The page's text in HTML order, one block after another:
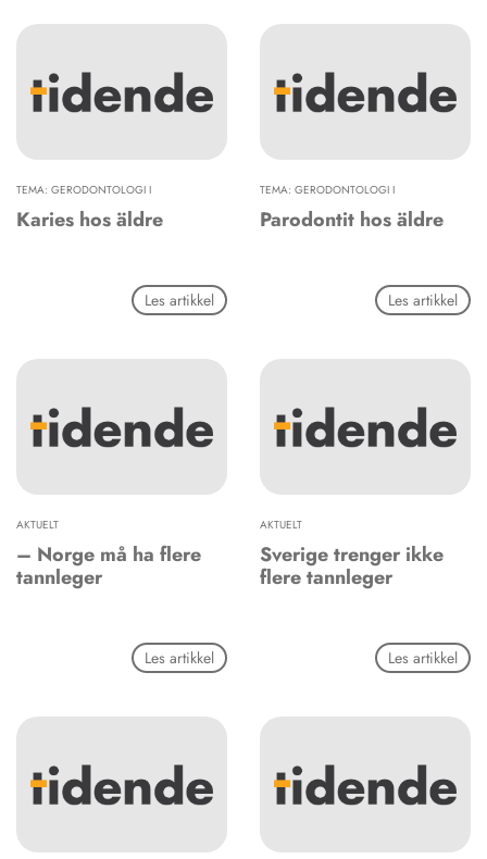
TEMA: GERODONTOLOGI I
Karies hos äldre
Les artikkel
TEMA: GERODONTOLOGI I
Parodontit hos äldre
Les artikkel
AKTUELT
– Norge må ha flere
tannleger
Les artikkel
AKTUELT
Sverige trenger ikke
flere tannleger
Les artikkel